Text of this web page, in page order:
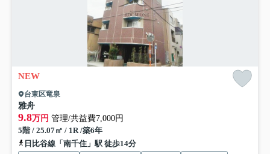
NEW
台東区竜泉
雅舟
9.8万円 管理/共益費7,000円
5階 / 25.07㎡ / 1R /築6年
日比谷線「南千住」駅 徒歩14分